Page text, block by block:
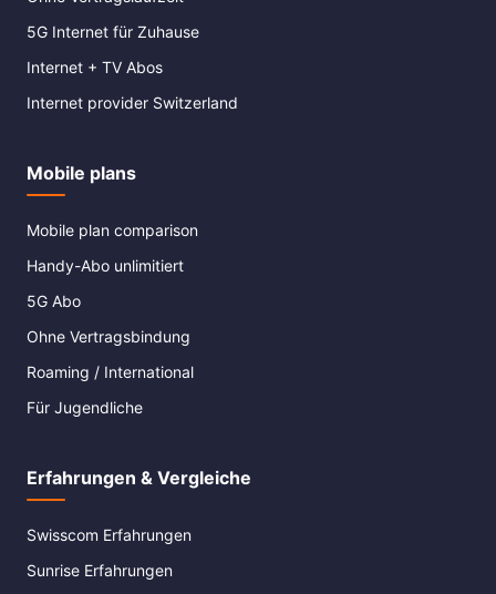
5G Internet für Zuhause
Internet + TV Abos
Internet provider Switzerland
Mobile plans
Mobile plan comparison
Handy-Abo unlimitiert
5G Abo
Ohne Vertragsbindung
Roaming / International
Für Jugendliche
Erfahrungen & Vergleiche
Swisscom Erfahrungen
Sunrise Erfahrungen